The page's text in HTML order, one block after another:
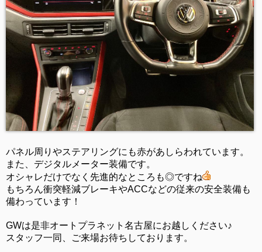
パネル周りやステアリングにも赤があしらわれています。
また、デジタルメーター装備です。
オシャレだけでなく先進的なところも◎ですね
もちろん衝突軽減ブレーキやACCなどの従来の安全装備も
備わっています！
GWは是非オートプラネット名古屋にお越しください♪
スタッフ一同、ご来場お待ちしております。